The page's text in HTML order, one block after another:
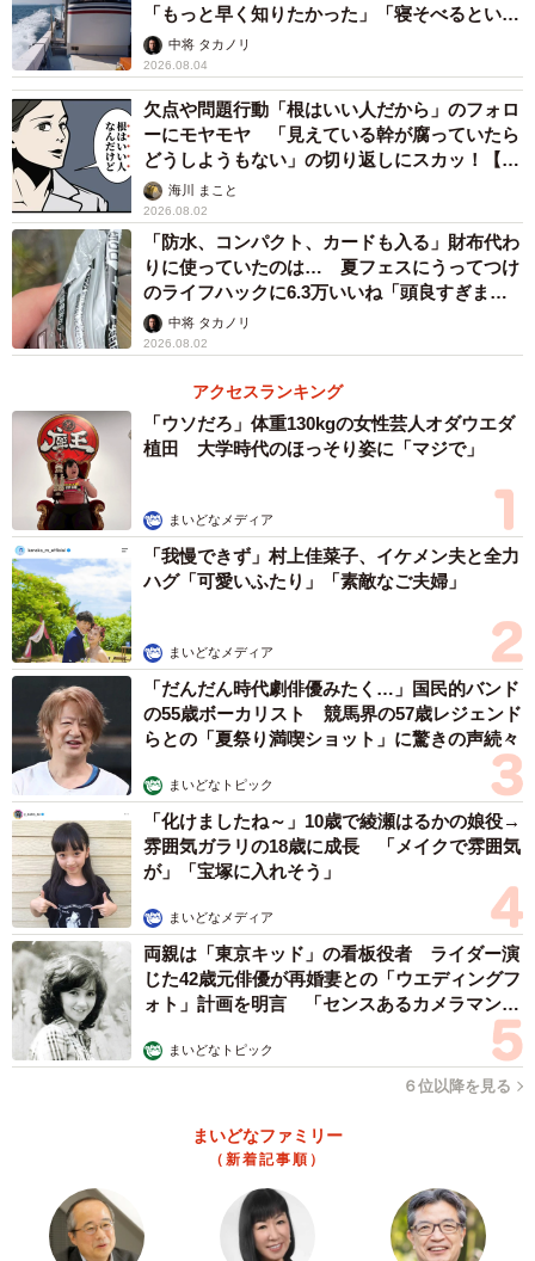
「もっと早く知りたかった」「寝そべるといい
らしい」
中将 タカノリ
2026.08.04
欠点や問題行動「根はいい人だから」のフォロ
ーにモヤモヤ 「見えている幹が腐っていたら
どうしようもない」の切り返しにスカッ！【漫
画】海川 まこと
2026.08.02
「防水、コンパクト、カードも入る」財布代わ
りに使っていたのは… 夏フェスにうってつけ
のライフハックに6.3万いいね「頭良すぎま
す」中将 タカノリ
2026.08.02
アクセスランキング
「ウソだろ」体重130kgの女性芸人オダウエダ
植田 大学時代のほっそり姿に「マジで」
まいどなメディア
「我慢できず」村上佳菜子、イケメン夫と全力
ハグ「可愛いふたり」「素敵なご夫婦」
まいどなメディア
「だんだん時代劇俳優みたく…」国民的バンド
の55歳ボーカリスト 競馬界の57歳レジェンド
らとの「夏祭り満喫ショット」に驚きの声続々
まいどなトピック
「化けましたね～」10歳で綾瀬はるかの娘役→
雰囲気ガラリの18歳に成長 「メイクで雰囲気
が」「宝塚に入れそう」
まいどなメディア
両親は「東京キッド」の看板役者 ライダー演
じた42歳元俳優が再婚妻との「ウエディングフ
ォト」計画を明言 「センスあるカメラマン求
まいどなトピック
６位以降を見る
まいどなファミリー
（新着記事順）